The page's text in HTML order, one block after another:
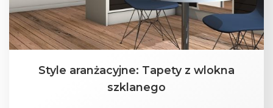
Style aranżacyjne: Tapety z wlokna
szklanego